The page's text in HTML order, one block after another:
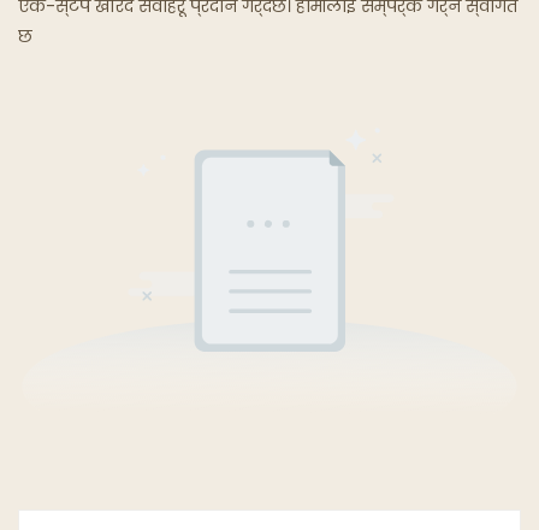
एक-स्टप खरिद सेवाहरू प्रदान गर्दछ। हामीलाई सम्पर्क गर्न स्वागत
छ